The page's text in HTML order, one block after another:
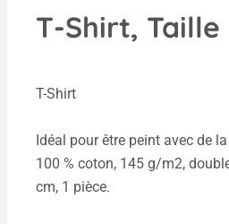
T-Shirt,
T-Shirt
Idéal pour être peint avec de
100 % coton, 145 g/m2,
cm, 1 pièce.